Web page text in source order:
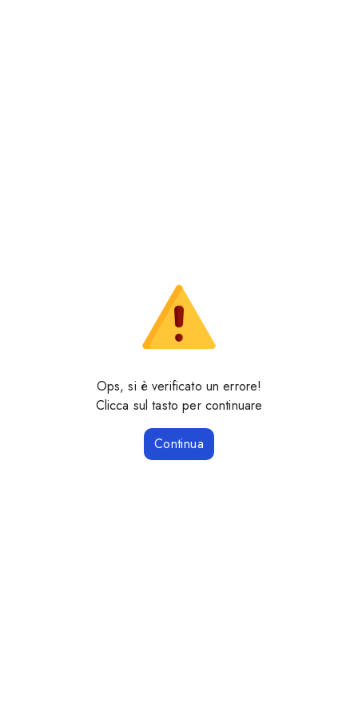
Ops, si è verificato un errore!
Clicca sul tasto per continuare
Continua